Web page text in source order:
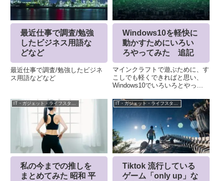
最近仕事で調査/勉強
したビジネス用語な
どなど
最近仕事で調査/勉強したビジネ
ス用語などなど
Windows10を軽快に
動かすためにいろい
ろやってみた 追記
マインクラフトで遊ぶために、す
こしでも軽くできればと思い、
Windows10でいろいろとやって
んど何も触らず、使っていまし
た。簡単に実行できる内容だけ記
載しております。不要アプリの削
除スタートメニューから削除し...
私の今までの推しを
まとめてみた 昭和 平
Tiktok 流行している
ゲーム「only up」な